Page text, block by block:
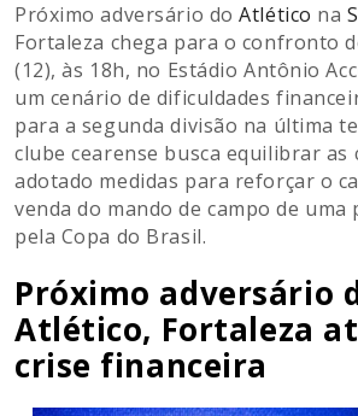
Próximo adversário doAtlético na
Fortaleza chega para o confronto
(12), às 18h, no Estádio Antônio
um cenário de dificuldades
para a segunda divisão na última
clube cearense busca equilibrar as
adotado medidas para reforçar o
venda do mando de campo de uma
pela Copa do Brasil.
Próximo adversário
Atlético, Fortaleza
crise financeira